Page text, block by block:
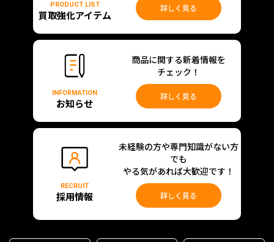
PRODUCT LIST
買取強化アイテム
詳しく見る
INFORMATION
お知らせ
商品に関する新着情報を
チェック！
詳しく見る
RECRUIT
採用情報
未経験の方や専門知識がない方
でも
やる気があれば大歓迎です！
詳しく見る